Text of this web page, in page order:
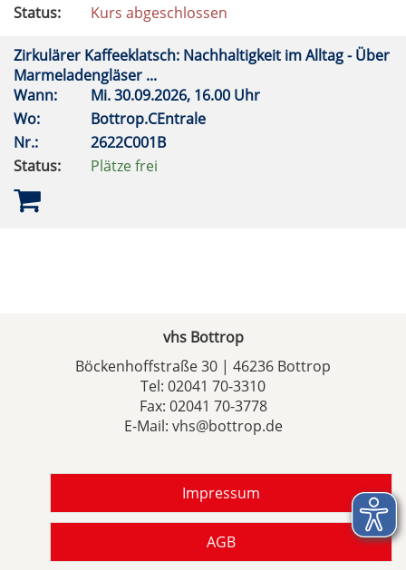
Status:
Kurs abgeschlossen
Zirkulärer Kaffeeklatsch: Nachhaltigkeit im Alltag - Über
Marmeladengläser ...
Wann:
Mi.30.09.2026, 16.00 Uhr
Wo:
Bottrop.CEntrale
Nr.:
2622C001B
Status:
Plätze frei
vhs Bottrop
Böckenhoffstraße 30 | 46236 Bottrop
Tel: 02041 70-3310
Fax: 02041 70-3778
E-Mail: vhs@bottrop.de
Impressum
AGB